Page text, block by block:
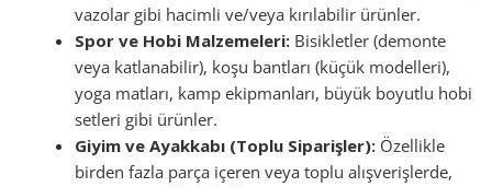
vazolar gibi hacimli ve/veya kırılabilir ürünler.
Spor ve Hobi Malzemeleri: Bisikletler (demonte
veya katlanabilir), koşu bantları (küçük modelleri),
yoga matları, kamp ekipmanları, büyük boyutlu hobi
setleri gibi ürünler.
Giyim ve Ayakkabı (Toplu Siparişler): Özellikle
birden fazla parça içeren veya toplu alışverişlerde,